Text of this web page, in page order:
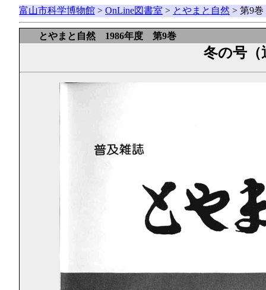
富山市科学博物館 > OnLine図書室 > とやまと自然 > 第9
とやまと自然 1986年度 第9巻
冬の号